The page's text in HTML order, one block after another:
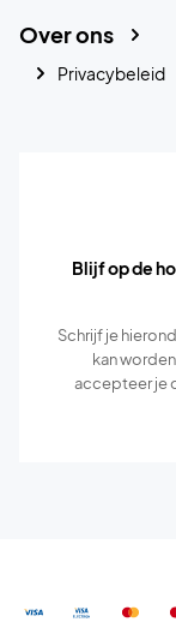
Over ons
Privacybeleid
Blijf op de
Schrijf je
kan
accepteer je